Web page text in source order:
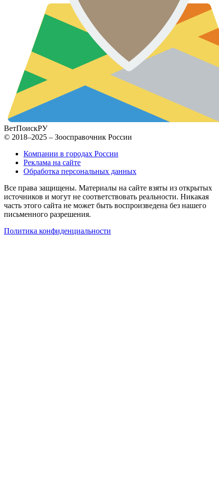
ВетПоискРУ
© 2018–2025 – Зоосправочник России
Компании в городах России
Реклама на сайте
Обработка персональных данных
Все права защищены. Материалы на сайте взяты из открытых
источников и могут не соответствовать реальности. Никакая
часть этого сайта не может быть воспроизведена без нашего
письменного разрешения.
Политика конфиденциальности